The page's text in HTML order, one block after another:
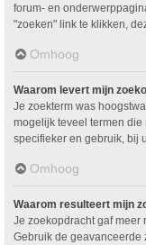
forum- en
"zoeken" link te klikken,
Omhoog
Waarom levert mijn
Je zoekterm was
mogelijk teveel termen
specifieker en gebruik, bij
Omhoog
Waarom resulteert mijn
Je zoekopdracht gaf meer
Gebruik de geavanceerde